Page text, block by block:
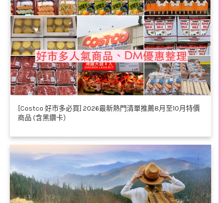
[Costco 好市多必買] 2026最新熱門清單推薦8月至10月特價
商品 (含黑鑽卡）